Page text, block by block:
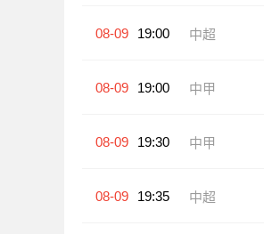
08-09 19:00 中超
08-09 19:00 中甲
08-09 19:30 中甲
08-09 19:35 中超